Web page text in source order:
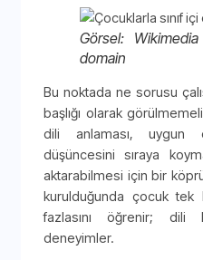
Görsel:
domain
Bu noktada ne sorusu
başlığı olarak
dili anlaması, uygun
düşüncesini sıraya
aktarabilmesi için bir
kurulduğunda çocuk
fazlasını öğrenir; dili
deneyimler.